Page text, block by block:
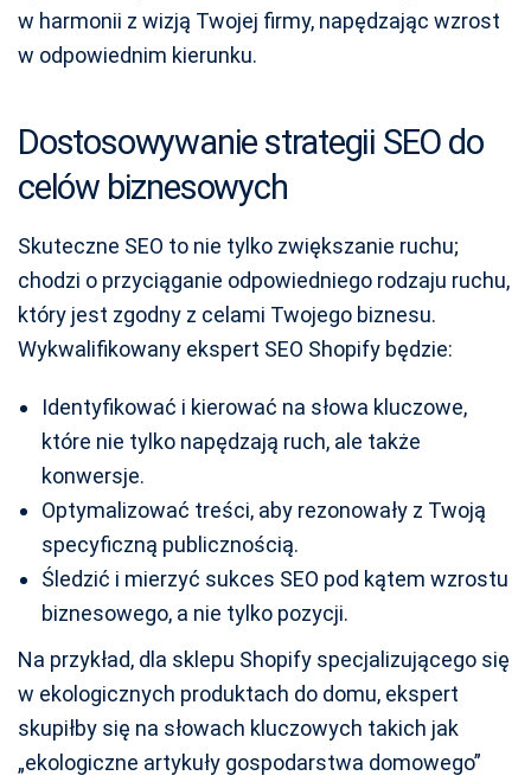
w harmonii z wizją Twojej firmy, napędzając wzrost
w odpowiednim kierunku.
Dostosowywanie strategii SEO do
celów biznesowych
Skuteczne SEO to nie tylko zwiększanie ruchu;
chodzi o przyciąganie odpowiedniego rodzaju ruchu,
który jest zgodny z celami Twojego biznesu.
Wykwalifikowany ekspert SEO Shopify będzie:
Identyfikować i kierować na słowa kluczowe,
które nie tylko napędzają ruch, ale także
konwersje.
Optymalizować treści, aby rezonowały z Twoją
specyficzną publicznością.
Śledzić i mierzyć sukces SEO pod kątem wzrostu
biznesowego, a nie tylko pozycji.
Na przykład, dla sklepu Shopify specjalizującego się
w ekologicznych produktach do domu, ekspert
skupiłby się na słowach kluczowych takich jak
„ekologiczne artykuły gospodarstwa domowego”